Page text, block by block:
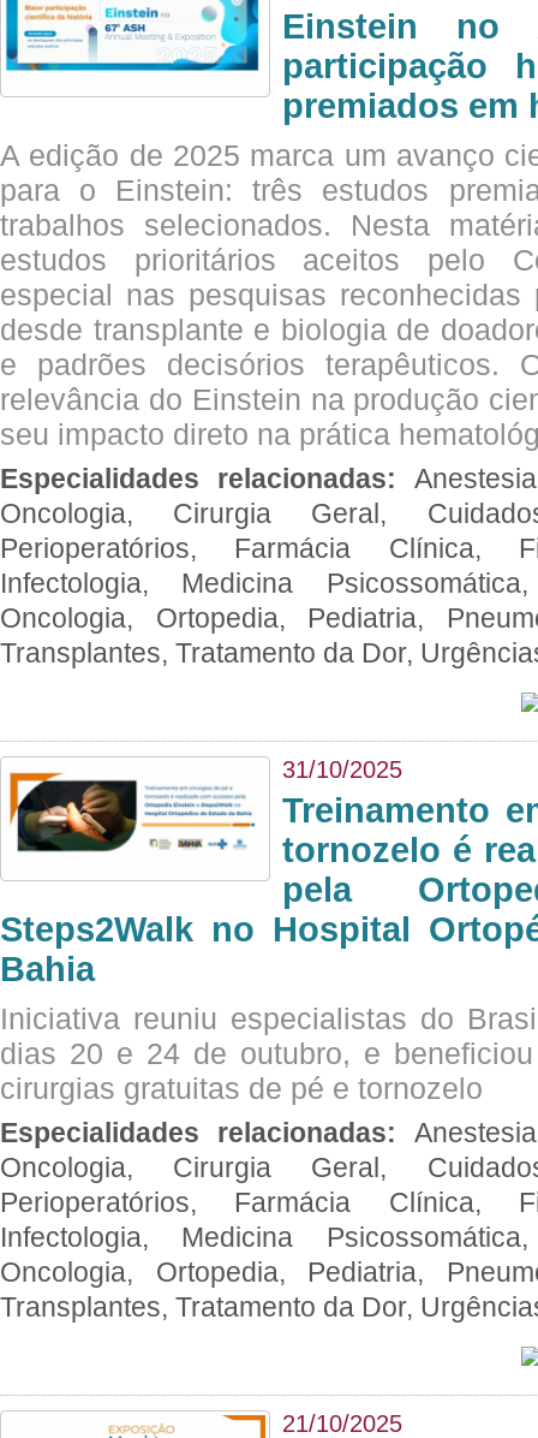
Einstein no
participação
premiados em
A edição de 2025 marca um avanço
para o Einstein: três estudos
trabalhos selecionados. Nesta
estudos prioritários aceitos pelo
especial nas pesquisas
desde transplante e biologia de
e padrões decisórios terapêuticos.
relevância do Einstein na produção
seu impacto direto na prática
Especialidades relacionadas:
Oncologia, Cirurgia Geral,
Perioperatórios, Farmácia Clínica,
Infectologia, Medicina
Oncologia, Ortopedia, Pediatria,
Transplantes, Tratamento da Dor,
31/10/2025
Treinamento
tornozelo é
pela
Steps2Walk no Hospital
Bahia
Iniciativa reuniu especialistas do
dias 20 e 24 de outubro, e
cirurgias gratuitas de pé e tornozelo
Especialidades relacionadas:
Oncologia, Cirurgia Geral,
Perioperatórios, Farmácia Clínica,
Infectologia, Medicina
Oncologia, Ortopedia, Pediatria,
Transplantes, Tratamento da Dor,
21/10/2025